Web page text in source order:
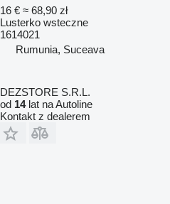
16 € ≈ 68,90 zł
Lusterko wsteczne
1614021
Rumunia, Suceava
DEZSTORE S.R.L.
od 14lat na Autoline
Kontakt z dealerem